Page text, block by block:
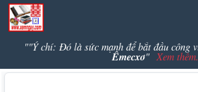
""Ý chí: Đó là sức mạnh để bắt đầu công
Êmecxơ" Xem